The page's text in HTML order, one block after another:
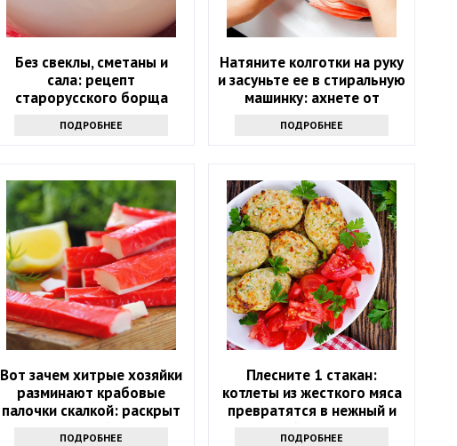
Без свеклы, сметаны и
сала: рецепт
старорусского борща
равнодушным
ПОДРОБНЕЕ
Натяните колготки на руку
и засуньте ее в стиральную
машинку: ахнете от
ПОДРОБНЕЕ
Вот зачем хитрые хозяйки
разминают крабовые
палочки скалкой: раскрыт
гениальный трюк
ПОДРОБНЕЕ
Плесните 1 стакан:
котлеты из жесткого мяса
превратятся в нежный и
сочный деликатес
ПОДРОБНЕЕ